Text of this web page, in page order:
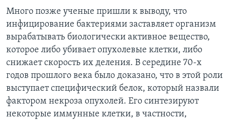
Много позже ученые пришли к выводу, что
инфицирование бактериями заставляет организм
вырабатывать биологически активное вещество,
которое либо убивает опухолевые клетки, либо
снижает скорость их деления. В середине 70-х
годов прошлого века было доказано, что в этой роли
выступает специфический белок, который назвали
фактором некроза опухолей. Его синтезируют
некоторые иммунные клетки, в частности,